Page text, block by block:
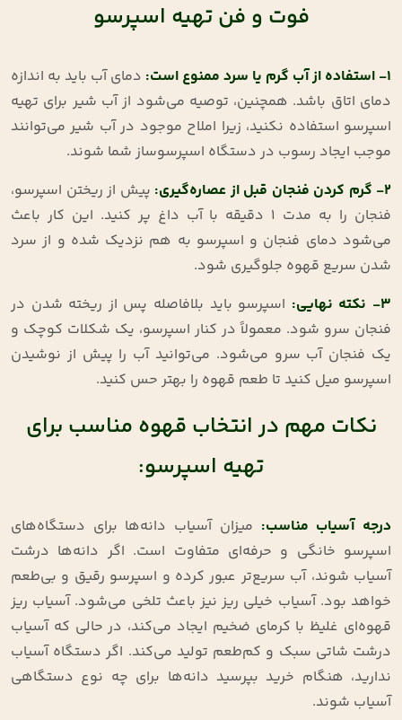
فوت و فن تهیه اسپرسو
1- استفاده از آب گرم یا سرد ممنوع است:
دمای آب باید به اندازه
دمای اتاق باشد. همچنین، توصیه می‌شود از آب شیر برای تهیه
اسپرسو استفاده نکنید، زیرا املاح موجود در آب شیر می‌توانند
موجب ایجاد رسوب در دستگاه اسپرسوساز شما شوند.
2- گرم کردن فنجان قبل از عصاره‌گیری:
پیش از ریختن اسپرسو،
فنجان را به مدت 1 دقیقه با آب داغ پر کنید. این کار باعث
می‌شود دمای فنجان و اسپرسو به هم نزدیک شده و از سرد
شدن سریع قهوه جلوگیری شود.
3- نکته نهایی:
اسپرسو باید بلافاصله پس از ریخته شدن در
فنجان سرو شود. معمولاً در کنار اسپرسو، یک شکلات کوچک و
یک فنجان آب سرو می‌شود. می‌توانید آب را پیش از نوشیدن
اسپرسو میل کنید تا طعم قهوه را بهتر حس کنید.
نکات مهم در انتخاب قهوه مناسب برای
تهیه اسپرسو:
درجه آسیاب مناسب: میزان آسیاب دانه‌ها برای دستگاه‌های
اسپرسو خانگی و حرفه‌ای متفاوت است. اگر دانه‌ها درشت
آسیاب شوند، آب سریع‌تر عبور کرده و اسپرسو رقیق و بی‌طعم
خواهد بود. آسیاب خیلی ریز نیز باعث تلخی می‌شود. آسیاب ریز
قهوه‌ای غلیظ با کرمای ضخیم ایجاد می‌کند، در حالی که آسیاب
درشت شاتی سبک و کم‌طعم تولید می‌کند. اگر دستگاه آسیاب
ندارید، هنگام خرید بپرسید دانه‌ها برای چه نوع دستگاهی
آسیاب شوند.